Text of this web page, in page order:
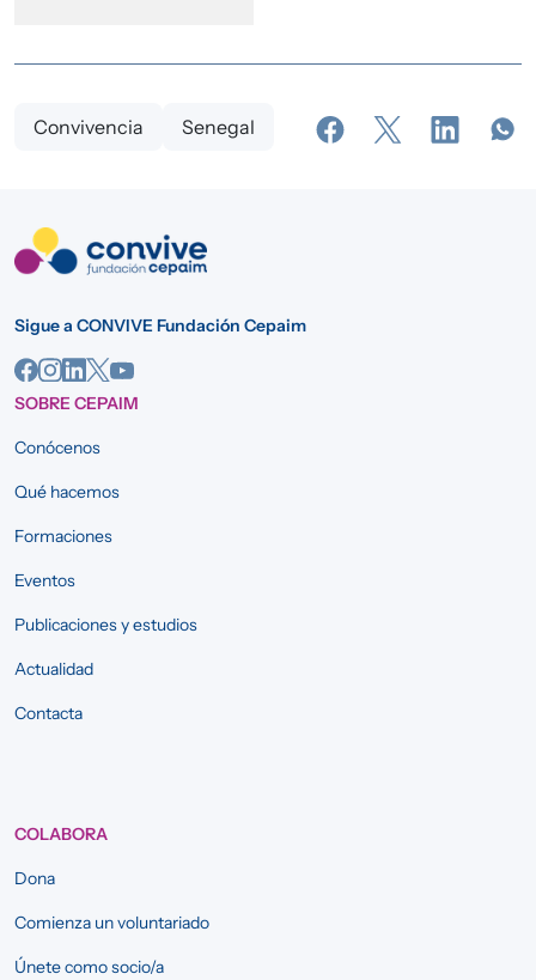
Convivencia Senegal
Sigue a CONVIVE Fundación Cepaim
SOBRE CEPAIM
Conócenos
Qué hacemos
Formaciones
Eventos
Publicaciones y estudios
Actualidad
Contacta
COLABORA
Dona
Comienza un voluntariado
Únete como socio/a